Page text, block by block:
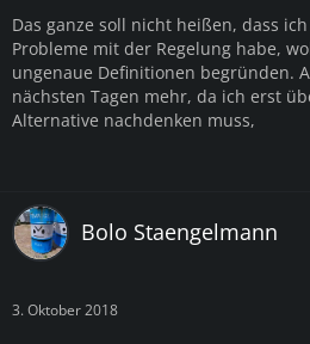
Das ganze soll nicht heißen, dass
Probleme mit der Regelung habe,
ungenaue Definitionen begründen.
nächsten Tagen mehr, da ich erst
Alternative nachdenken muss,
Bolo Staengelmann
3. Oktober 2018